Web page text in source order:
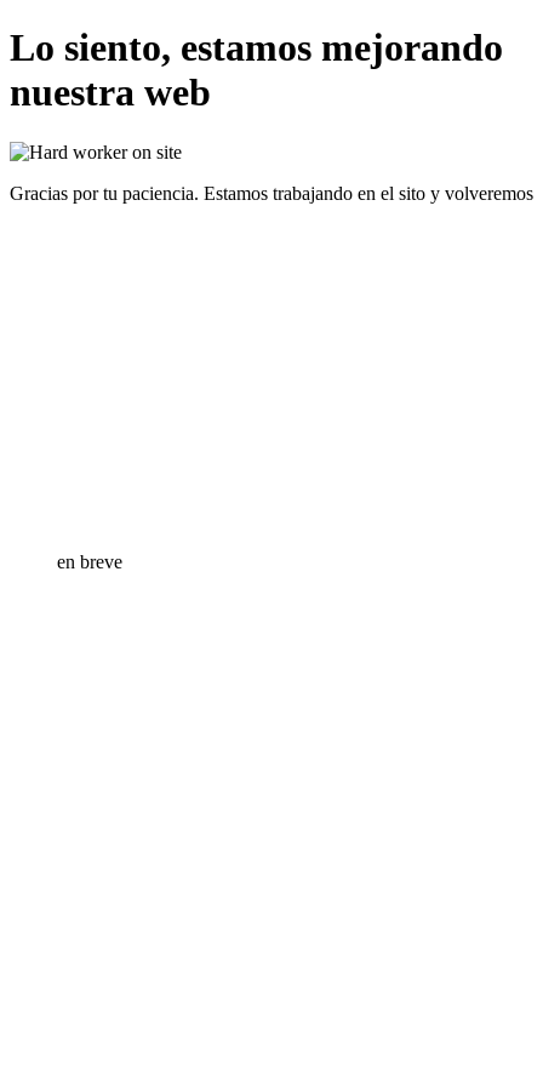
Lo siento, estamos mejorando
nuestra web
Gracias por tu paciencia. Estamos trabajando en el sito y volveremos
en breve